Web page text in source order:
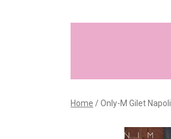
Napoli
Home Only-M Gilet Napoli